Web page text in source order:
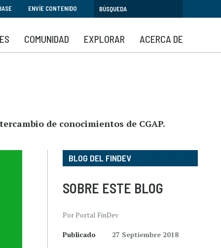
ENVÍE CONTENIDO
COMUNIDAD EXPLORAR ACERCA DE
de conocimientos de CGAP.
BLOG DEL FINDEV
SOBRE ESTE BLOG
Por Portal FinDev
Publicado
27 Septiembre 2018